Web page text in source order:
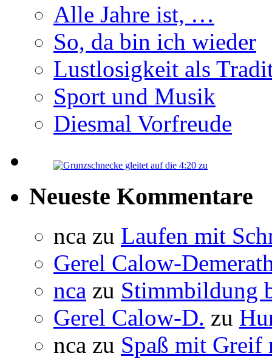
Alle Jahre ist, …
So, da bin ich wieder
Lustlosigkeit als
Sport und Musik
Diesmal Vorfreude
Neueste Kommentare
nca zu Laufen mit
Gerel Calow-
nca zu Stimmbildung
Gerel Calow-D. zu
nca zu Spaß mit Greif